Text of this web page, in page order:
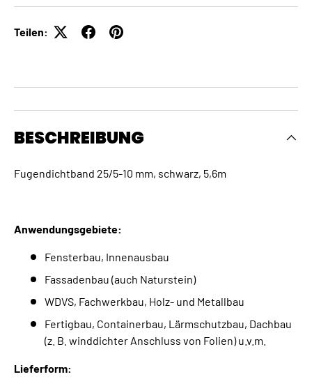
Teilen:
BESCHREIBUNG
Fugendichtband 25/5-10 mm, schwarz, 5,6m
Anwendungsgebiete:
Fensterbau, Innenausbau
Fassadenbau (auch Naturstein)
WDVS, Fachwerkbau, Holz- und Metallbau
Fertigbau, Containerbau, Lärmschutzbau, Dachbau
(z. B. winddichter Anschluss von Folien) u.v.m.
Lieferform: